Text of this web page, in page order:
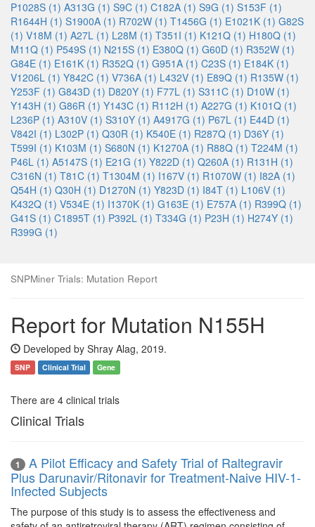
P1028S (1) A313G (1) S9C (1) C182A (1) S9G (1) S153F (1)
R1644H (1) S1900A (1) R702W (1) T1456G (1) E1021K (1) G82S
(1) V18M (1) A27L (1) L28M (1) T351I (1) K121Q (1) H180Q (1)
M11Q (1) P549S (1) N215S (1) E380Q (1) G60D (1) R352W (1)
G84E (1) E161K (1) R352Q (1) G951A (1) C23S (1) E184K (1)
V1206L (1) Y842C (1) V736A (1) L432V (1) E89Q (1) R135W (1)
Y253F (1) G843D (1) D820Y (1) F77L (1) S311C (1) D10W (1)
Y143H (1) G86R (1) Y143C (1) R112H (1) A227G (1) K101Q (1)
L236P (1) A310V (1) S310Y (1) A4917G (1) P67L (1) E44D (1)
V842I (1) L302P (1) Q30R (1) K540E (1) R287Q (1) D36Y (1)
T599I (1) K103M (1) S680N (1) K1270A (1) R88Q (1) T224M (1)
P46L (1) A5147S (1) E21G (1) Y822D (1) Q260A (1) R131H (1)
C316N (1) T81C (1) T1304M (1) I167V (1) R1070W (1) I82A (1)
Q54H (1) Q30H (1) D1270N (1) Y823D (1) I84T (1) L106V (1)
K432Q (1) V534E (1) I1370K (1) G163E (1) E757A (1) R399Q (1)
G41S (1) C1895T (1) P392L (1) T334G (1) P23H (1) H274Y (1)
R399G (1)
SNPMiner Trials: Mutation Report
Report for Mutation N155H
Developed by Shray Alag, 2019.
SNP Clinical Trial Gene
There are 4 clinical trials
Clinical Trials
1
A Pilot Efficacy and Safety Trial of Raltegravir
Plus Darunavir/Ritonavir for Treatment-Naive HIV-1-
Infected Subjects
The purpose of this study is to assess the effectiveness and